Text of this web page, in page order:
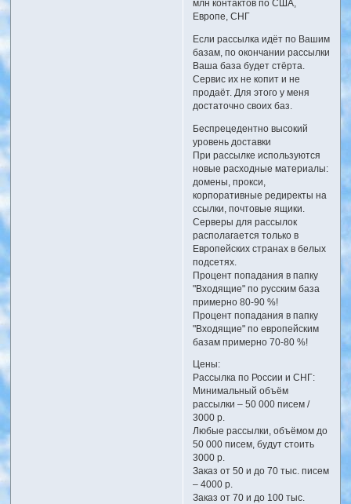
млн контактов по США,
Европе, СНГ
Если рассылка идёт по Вашим
базам, по окончании рассылки
Ваша база будет стёрта.
Сервис их не копит и не
продаёт. Для этого у меня
достаточно своих баз.
Беспрецедентно высокий
уровень доставки
При рассылке используются
новые расходные материалы:
домены, прокси,
корпоративные редиректы на
ссылки, почтовые ящики.
Серверы для рассылок
располагается только в
Европейских странах в белых
подсетях.
Процент попадания в папку
"Входящие" по русским база
примерно 80-90 %!
Процент попадания в папку
"Входящие" по европейским
базам примерно 70-80 %!
Цены:
Рассылка по России и СНГ:
Минимальный объём
рассылки – 50 000 писем /
3000 р.
Любые рассылки, объёмом до
50 000 писем, будут стоить
3000 р.
Заказ от 50 и до 70 тыс. писем
– 4000 р.
Заказ от 70 и до 100 тыс.